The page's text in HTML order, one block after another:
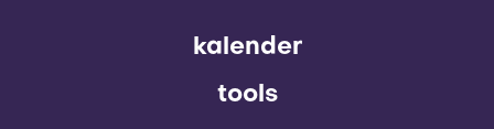
kalender
tools